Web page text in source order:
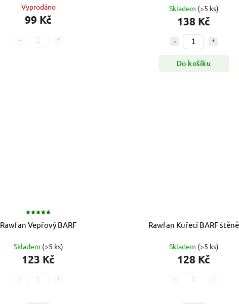
Vyprodáno
99 Kč
Skladem (>5 ks)
138 Kč
Do košíku
Rawfan Vepřový BARF
Skladem (>5 ks)
123 Kč
Rawfan Kuřecí BARF štěně
Skladem (>5 ks)
128 Kč